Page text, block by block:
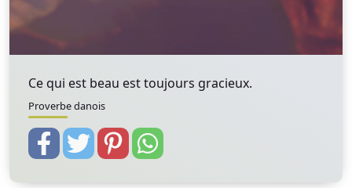
Ce qui est beau est toujours gracieux.
Proverbe danois